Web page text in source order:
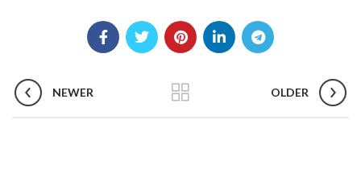
NEWER OLDER